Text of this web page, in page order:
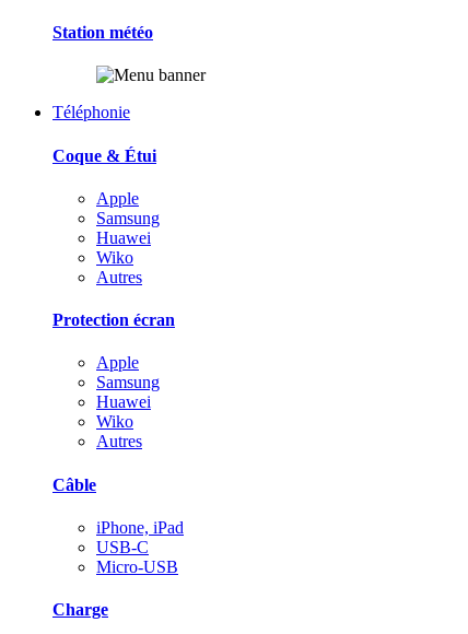
Station météo
Téléphonie
Coque & Étui
Apple
Samsung
Huawei
Wiko
Autres
Protection écran
Apple
Samsung
Huawei
Wiko
Autres
Câble
iPhone, iPad
USB-C
Micro-USB
Charge